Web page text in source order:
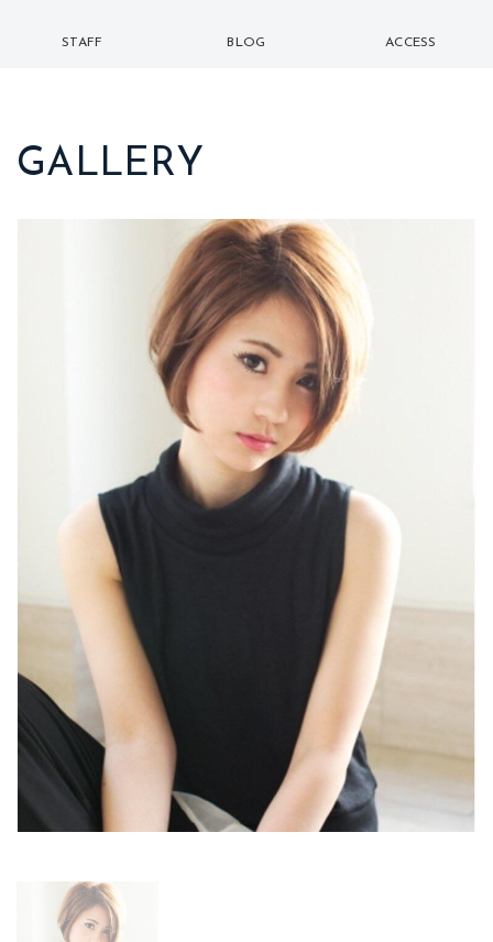
トップ メニュー ギャラリー
STAFF BLOG ACCESS
GALLERY